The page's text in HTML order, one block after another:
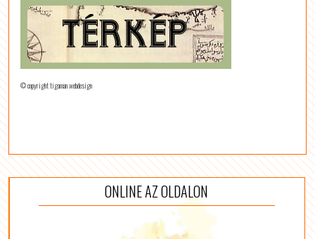
© copyright tigaman webdesign
ONLINE AZ OLDALON